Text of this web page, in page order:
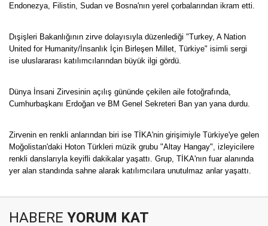
Endonezya, Filistin, Sudan ve Bosna'nın yerel çorbalarından ikram etti.
Dışişleri Bakanlığının zirve dolayısıyla düzenlediği "Turkey, A Nation
United for Humanity/İnsanlık İçin Birleşen Millet, Türkiye" isimli sergi
ise uluslararası katılımcılarından büyük ilgi gördü.
Dünya İnsani Zirvesinin açılış gününde çekilen aile fotoğrafında,
Cumhurbaşkanı Erdoğan ve BM Genel Sekreteri Ban yan yana durdu.
Zirvenin en renkli anlarından biri ise TİKA'nin girişimiyle Türkiye'ye gelen
Moğolistan'daki Hoton Türkleri müzik grubu "Altay Hangay", izleyicilere
renkli danslarıyla keyifli dakikalar yaşattı. Grup, TİKA'nın fuar alanında
yer alan standında sahne alarak katılımcılara unutulmaz anlar yaşattı.
HABERE YORUM KAT